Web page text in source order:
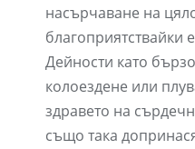
насърчаване на
благоприятствайки
Дейности като
колоездене или
здравето на
също така